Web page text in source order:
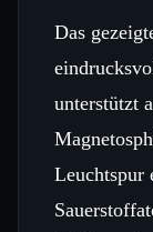
Das
unterstützt
Leuchtspur